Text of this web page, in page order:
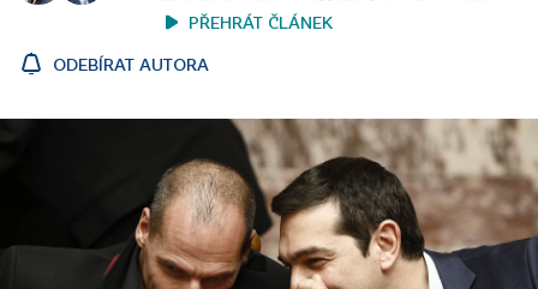
PŘEHRÁT ČLÁNEK
ODEBÍRAT AUTORA